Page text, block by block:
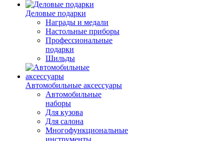
Деловые подарки
Награды и медали
Настольные приборы
Профессиональные
подарки
Шильды
Автомобильные аксессуары
Автомобильные
наборы
Для кузова
Для салона
Многофункциональные
инструменты